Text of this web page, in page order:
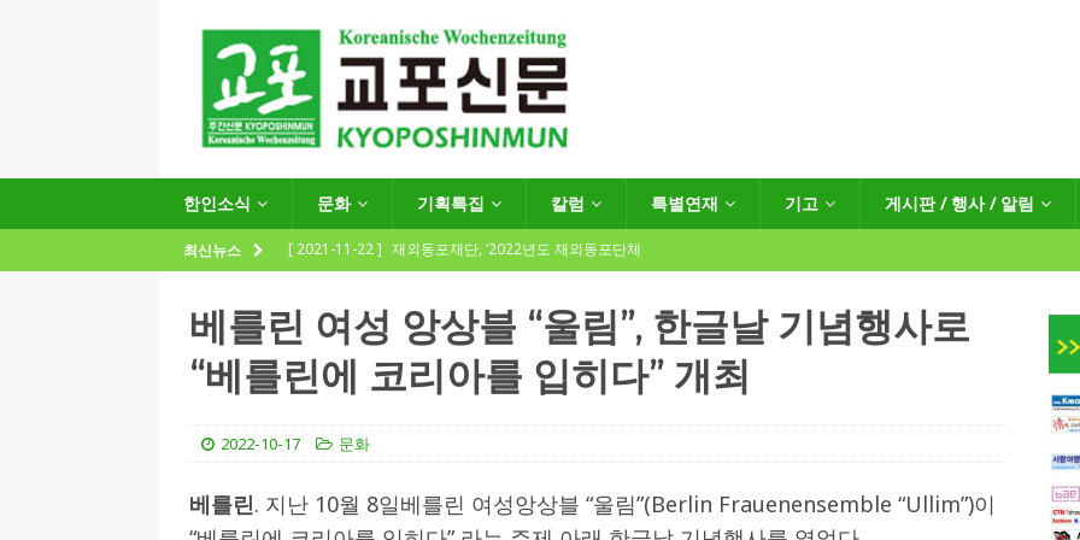
한인소식 문화 기획특집 칼럼 특별연재 기고 게시판 / 행사 / 알림
최신뉴스 [ 2021-11-22 ] 재외동포재단, ‘2022년도 재외동포단체
[ 2021-09-24 ]
함부르크한인회
제57회 정기총회 공고 및 제30대 한인회장선거 공고
게시판 / 행사 / 알림
(12.14일 기준)
[ 2026-07-27 ] “재독동포와 함께하는 재독일한인체육회로 거듭나겠습니다”
[ 2026-07-27 ] KIST 유럽연구소 30돌…“한-EU 협력 ‘가교’ 넘어 혁신 거점으로” 한인소식
베를린 여성 앙상블 “울림”, 한글날 기념행사로
“베를린에 코리아를 입히다” 개최
2022-10-17 문화
베를린. 지난 10월 8일베를린 여성앙상블 “울림”(Berlin Frauenensemble “Ullim”)이